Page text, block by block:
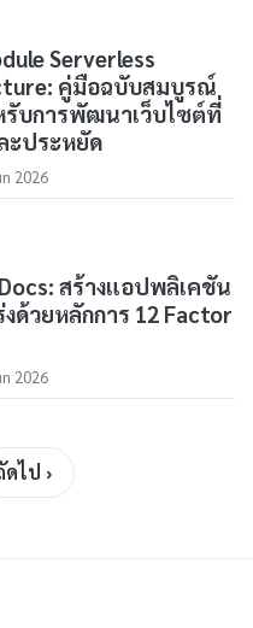
Serverless
คู่มือฉบับสมบูรณ์
รับการพัฒนาเว็บไซต์ที่
ะประหยัด
2026
สร้างแอปพลิเคชัน
ด้วยหลักการ 12 Factor
2026
ดไป ›